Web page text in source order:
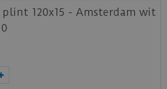
plint 120x15 - Amsterdam wit